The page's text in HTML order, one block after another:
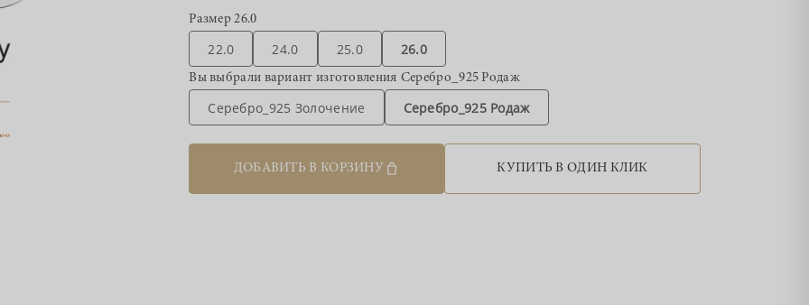
Размер26.0
22.0 24.0 25.0 26.0
Вы выбрали вариант изготовления Серебро_925 Родаж
Серебро_925 Золочение Серебро_925 Родаж
ДОБАВИТЬ В КОРЗИНУ КУПИТЬ В ОДИН КЛИК